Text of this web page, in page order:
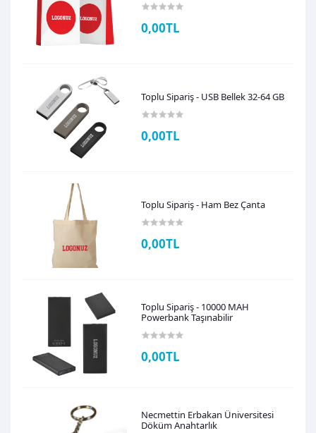
0,00TL
Toplu Sipariş - USB Bellek 32-64 GB
0,00TL
Toplu Sipariş - Ham Bez Çanta
0,00TL
Toplu Sipariş - 10000 MAH
Powerbank Taşınabilir
0,00TL
Necmettin Erbakan Üniversitesi
Döküm Anahtarlık